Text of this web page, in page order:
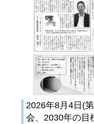
2026年8月4日(
会、2030年の目